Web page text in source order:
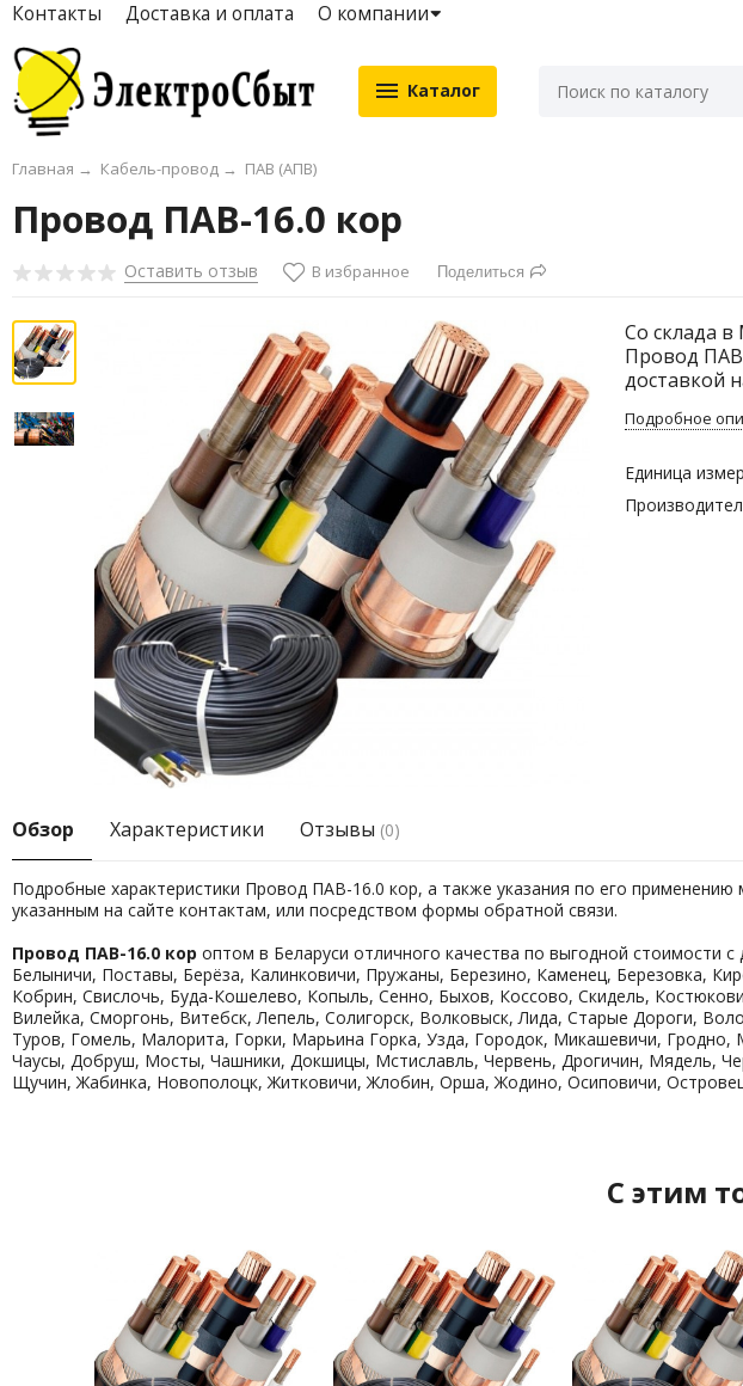
Контакты Доставка и оплата О компании
Каталог
Главная → Кабель-провод → ПАВ (АПВ)
Провод ПАВ-16.0 кор
Оставить отзыв В избранное Поделиться
Со склада
Провод
доставкой
Подробное
Единица
Обзор Характеристики Отзывы (0)
Подробные характеристики Провод ПАВ-16.0 кор, а также указания по его
указанным на сайте контактам, или посредством формы обратной связи.
Провод ПАВ-16.0 кор оптом в Беларуси отличного качества по выгодной стоимости
Белыничи, Поставы, Берёза, Калинковичи, Пружаны, Березино, Каменец, Березовка,
Кобрин, Свислочь, Буда-Кошелево, Копыль, Сенно, Быхов, Коссово, Скидель,
Вилейка, Сморгонь, Витебск, Лепель, Солигорск, Волковыск, Лида, Старые Дороги,
Туров, Гомель, Малорита, Горки, Марьина Горка, Узда, Городок, Микашевичи,
Чаусы, Добруш, Мосты, Чашники, Докшицы, Мстиславль, Червень, Дрогичин, Мядель,
Щучин, Жабинка, Новополоцк, Житковичи, Жлобин, Орша, Жодино, Осиповичи,
C этим